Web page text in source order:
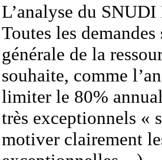
L’analyse du SNUDI
Toutes les
générale de la
souhaite, comme
limiter le 80%
très exceptionnels «
motiver clairement